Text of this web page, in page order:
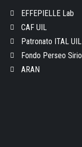
EFFEPIELLE Lab
CAF UIL
Patronato ITAL UIL
Fondo Perseo Sirio
ARAN